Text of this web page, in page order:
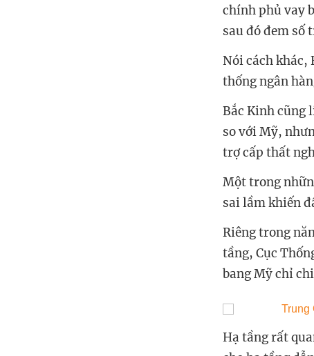
chính phủ vay
sau đó đem số
Nói cách khác,
thống ngân
Bắc Kinh cũng
so với Mỹ,
trợ cấp thất
Một trong
sai lầm khiến
Riêng trong
tầng, Cục
bang Mỹ chỉ
Hạ tầng rất